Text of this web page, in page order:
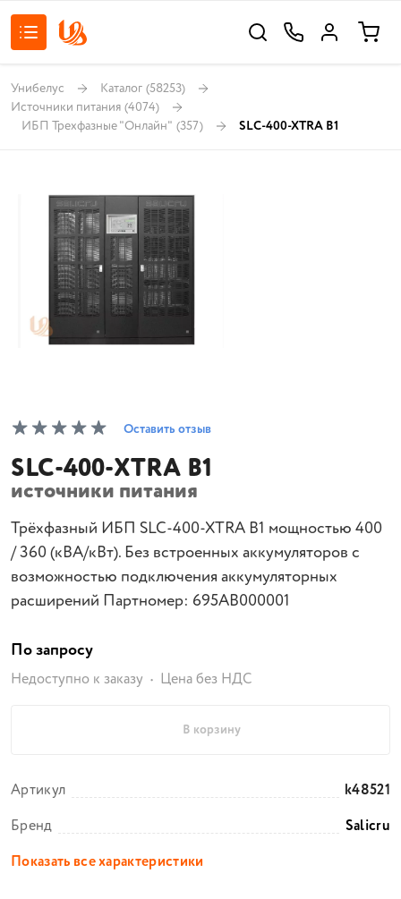
Унибелус Каталог (58253)
Источники питания (4074)
ИБП Трехфазные "Онлайн" (357) SLC-400-XTRA B1
Оставить отзыв
SLC-400-XTRA B1
источники питания
Трёхфазный ИБП SLC-400-XTRA B1 мощностью 400
/ 360 (кВА/кВт). Без встроенных аккумуляторов с
возможностью подключения аккумуляторных
расширений Партномер: 695AB000001
По запросу
Недоступно к заказу Цена без НДС
В корзину
Артикул
k48521
Бренд
Salicru
Показать все характеристики